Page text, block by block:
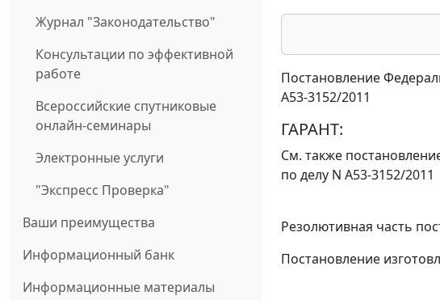
Журнал "Законодательство"
Консультации по эффективной
работе
Всероссийские спутниковые
онлайн-семинары
Электронные услуги
"Экспресс Проверка"
Ваши преимущества
Информационный банк
Информационные материалы
Постановление
А53-3152/2011
ГАРАНТ:
См. также
по делу N А53-3152/2011
Резолютивная часть
Постановление